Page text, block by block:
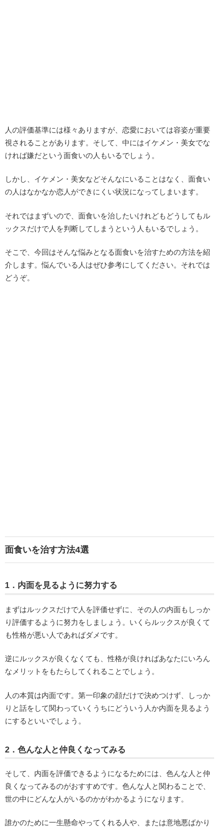
人の評価基準には様々ありますが、恋愛においては容姿が重要
視されることがあります。そして、中にはイケメン・美女でな
ければ嫌だという面食いの人もいるでしょう。
しかし、イケメン・美女などそんなにいることはなく、面食い
の人はなかなか恋人ができにくい状況になってしまいます。
それではまずいので、面食いを治したいけれどもどうしてもル
ックスだけで人を判断してしまうという人もいるでしょう。
そこで、今回はそんな悩みとなる面食いを治すための方法を紹
介します。悩んでいる人はぜひ参考にしてください。それでは
どうぞ。
面食いを治す方法4選
1．内面を見るように努力する
まずはルックスだけで人を評価せずに、その人の内面もしっか
り評価するように努力をしましょう。いくらルックスが良くて
も性格が悪い人であればダメです。
逆にルックスが良くなくても、性格が良ければあなたにいろん
なメリットをもたらしてくれることでしょう。
人の本質は内面です。第一印象の顔だけで決めつけず、しっか
りと話をして関わっていくうちにどういう人か内面を見るよう
にするといいでしょう。
2．色んな人と仲良くなってみる
そして、内面を評価できるようになるためには、色んな人と仲
良くなってみるのがおすすめです。色んな人と関わることで、
世の中にどんな人がいるのかがわかるようになります。
誰かのために一生懸命やってくれる人や、または意地悪ばかり